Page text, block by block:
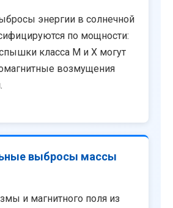
энергии в солнечной
по мощности:
класса M и X могут
возмущения
выбросы массы
и магнитного поля из